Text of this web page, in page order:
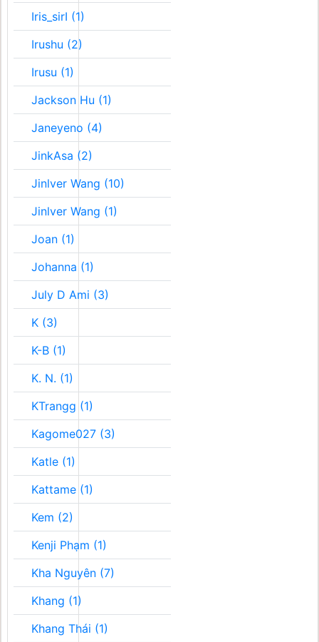
Iris_sirI (1)
Irushu (2)
Irusu (1)
Jackson Hu (1)
Janeyeno (4)
JinkAsa (2)
Jinlver Wang (10)
Jinlver Wang (1)
Joan (1)
Johanna (1)
July D Ami (3)
K (3)
K-B (1)
K. N. (1)
KTrangg (1)
Kagome027 (3)
Katle (1)
Kattame (1)
Kem (2)
Kenji Phạm (1)
Kha Nguyên (7)
Khang (1)
Khang Thái (1)